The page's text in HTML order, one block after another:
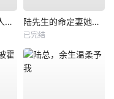
别惹吉星，她打人专打脸 陆先生的命定妻她飒又野
已完结